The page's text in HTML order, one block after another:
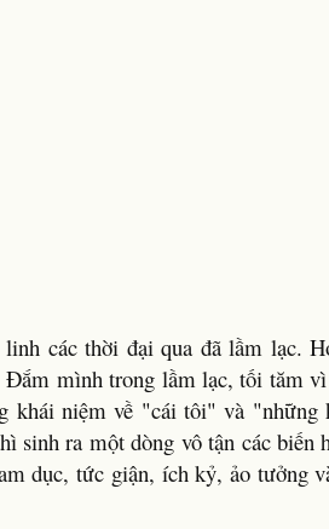
các thời đại qua đã lầm lạc.
mình trong lầm lạc, tối tăm
khái niệm về "cái tôi" và
sinh ra một dòng vô tận các
dục, tức giận, ích kỷ, ảo tưởng